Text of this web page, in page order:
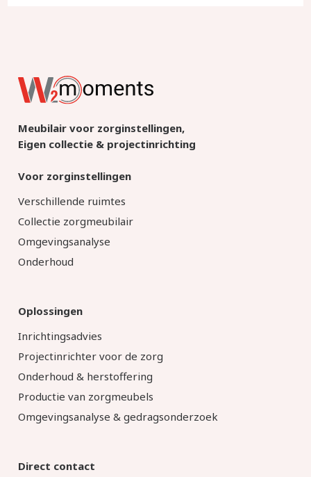
Meubilair voor zorginstellingen,
Eigen collectie & projectinrichting
Voor zorginstellingen
Verschillende ruimtes
Collectie zorgmeubilair
Omgevingsanalyse
Onderhoud
Oplossingen
Inrichtingsadvies
Projectinrichter voor de zorg
Onderhoud & herstoffering
Productie van zorgmeubels
Omgevingsanalyse & gedragsonderzoek
Direct contact